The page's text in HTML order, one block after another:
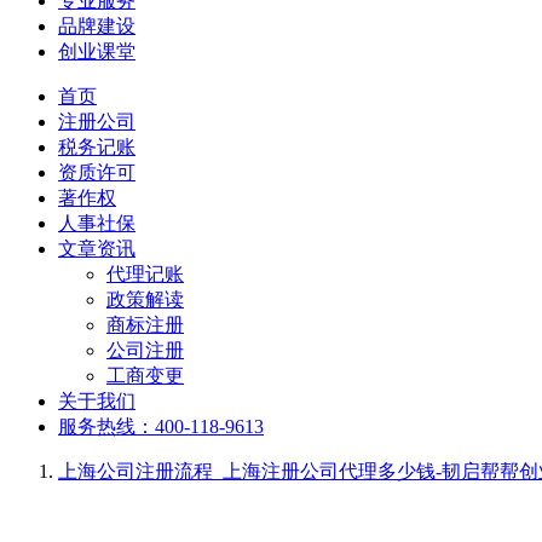
品牌建设
创业课堂
首页
注册公司
税务记账
资质许可
著作权
人事社保
文章资讯
代理记账
政策解读
商标注册
公司注册
工商变更
关于我们
服务热线：400-118-9613
上海公司注册流程_上海注册公司代理多少钱-韧启帮帮创